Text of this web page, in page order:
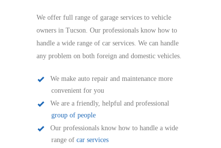
We offer full range of garage services to vehicle
owners in Tucson. Our professionals know how to
handle a wide range of car services. We can handle
any problem on both foreign and domestic vehicles.
We make auto repair and maintenance more
convenient for you
We are a friendly, helpful and professional
group of people
Our professionals know how to handle a wide
range of car services